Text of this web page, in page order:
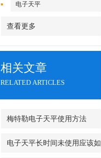
电子天平
查看更多
相关文章
RELATED ARTICLES
梅特勒电子天平使用方法
电子天平长时间未使用应该如